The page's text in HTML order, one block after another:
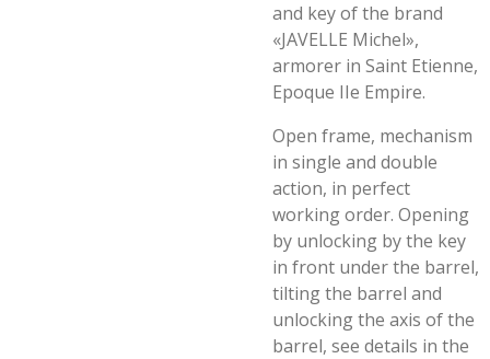
and key of the brand
«JAVELLE Michel»,
armorer in Saint Etienne,
Epoque IIe Empire.
Open frame, mechanism
in single and double
action, in perfect
working order. Opening
by unlocking by the key
in front under the barrel,
tilting the barrel and
unlocking the axis of the
barrel, see details in the